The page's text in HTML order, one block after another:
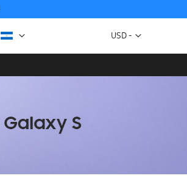
Moneda
USD -